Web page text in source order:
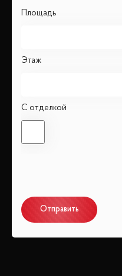
Площадь
Этаж
С отделкой
Отправить